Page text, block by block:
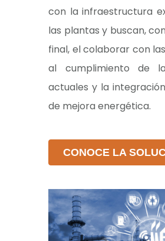
con la infraestructura
las plantas y buscan,
final, el colaborar con
al cumplimiento de
actuales y la
de mejora energética.
CONOCE LA